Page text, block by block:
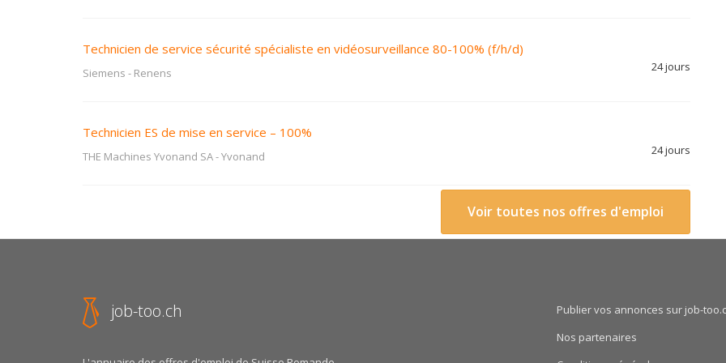
Technicien de service sécurité spécialiste en vidéosurveillance 80-100% (f/h/d)
Siemens - Renens 24 jours
Technicien ES de mise en service – 100%
THE Machines Yvonand SA-Yvonand 24 jours
Voir toutes nos offres d'emploi
job-too.ch
Publier vos annonces sur job-
Nos partenaires